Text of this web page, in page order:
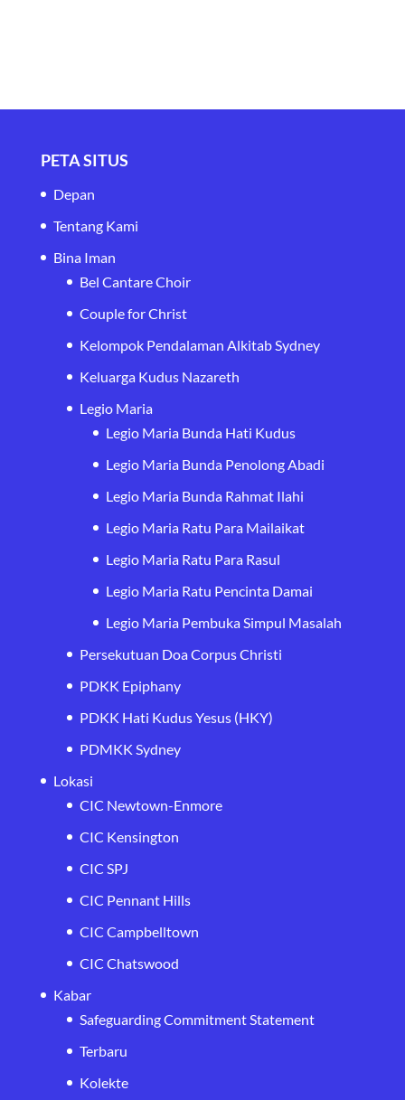
PETA SITUS
Depan
Tentang Kami
Bina Iman
Bel Cantare Choir
Couple for Christ
Kelompok Pendalaman Alkitab Sydney
Keluarga Kudus Nazareth
Legio Maria
Legio Maria Bunda Hati Kudus
Legio Maria Bunda Penolong Abadi
Legio Maria Bunda Rahmat Ilahi
Legio Maria Ratu Para Mailaikat
Legio Maria Ratu Para Rasul
Legio Maria Ratu Pencinta Damai
Legio Maria Pembuka Simpul Masalah
Persekutuan Doa Corpus Christi
PDKK Epiphany
PDKK Hati Kudus Yesus (HKY)
PDMKK Sydney
Lokasi
CIC Newtown-Enmore
CIC Kensington
CIC SPJ
CIC Pennant Hills
CIC Campbelltown
CIC Chatswood
Kabar
Safeguarding Commitment Statement
Terbaru
Kolekte